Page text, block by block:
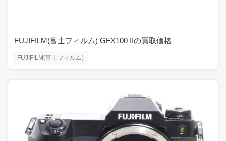
FUJIFILM(富士フィルム)
FUJIFILM(富士フィルム) GFX100 IIの買取価格